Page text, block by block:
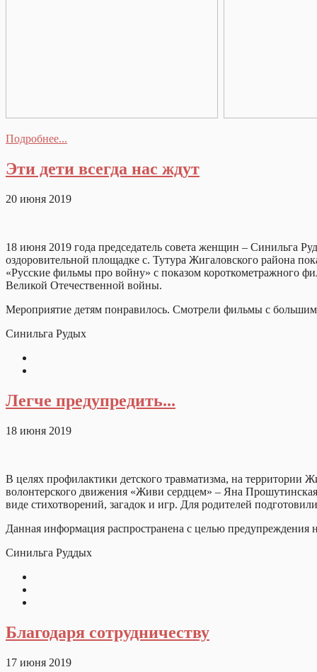
Подробнее...
Эти дети всегда нас ждут
20 июня 2019
18 июня 2019 года председатель совета женщин – Синильга
оздоровительной площадке с. Тутура Жигаловского района
«Русские фильмы про войну» с показом короткометражного
Великой Отечественной войны.
Мероприятие детям понравилось. Смотрели фильмы с
Синильга Рудых
Легче предупредить...
18 июня 2019
В целях профилактики детского травматизма, на территории
волонтерского движения «Живи сердцем» – Яна
виде стихотворений, загадок и игр. Для родителей
Данная информация распространена с целью предупреждения
Синильга Руддых
Благодаря сотрудничеству
17 июня 2019